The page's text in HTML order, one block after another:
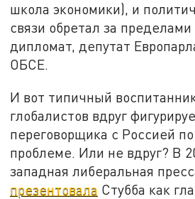
школа экономики), и
связи обретал за
дипломат, депутат
ОБСЕ.
И вот типичный
глобалистов вдруг
переговорщика с Россией
проблеме. Или не вдруг? В
западная либеральная
презентовала Стубба как